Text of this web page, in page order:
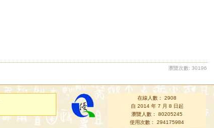
瀏覽次數: 30196
在線人數： 2908
自 2014 年 7 月 8 日起
瀏覽人數： 80205245
使用次數： 294175984